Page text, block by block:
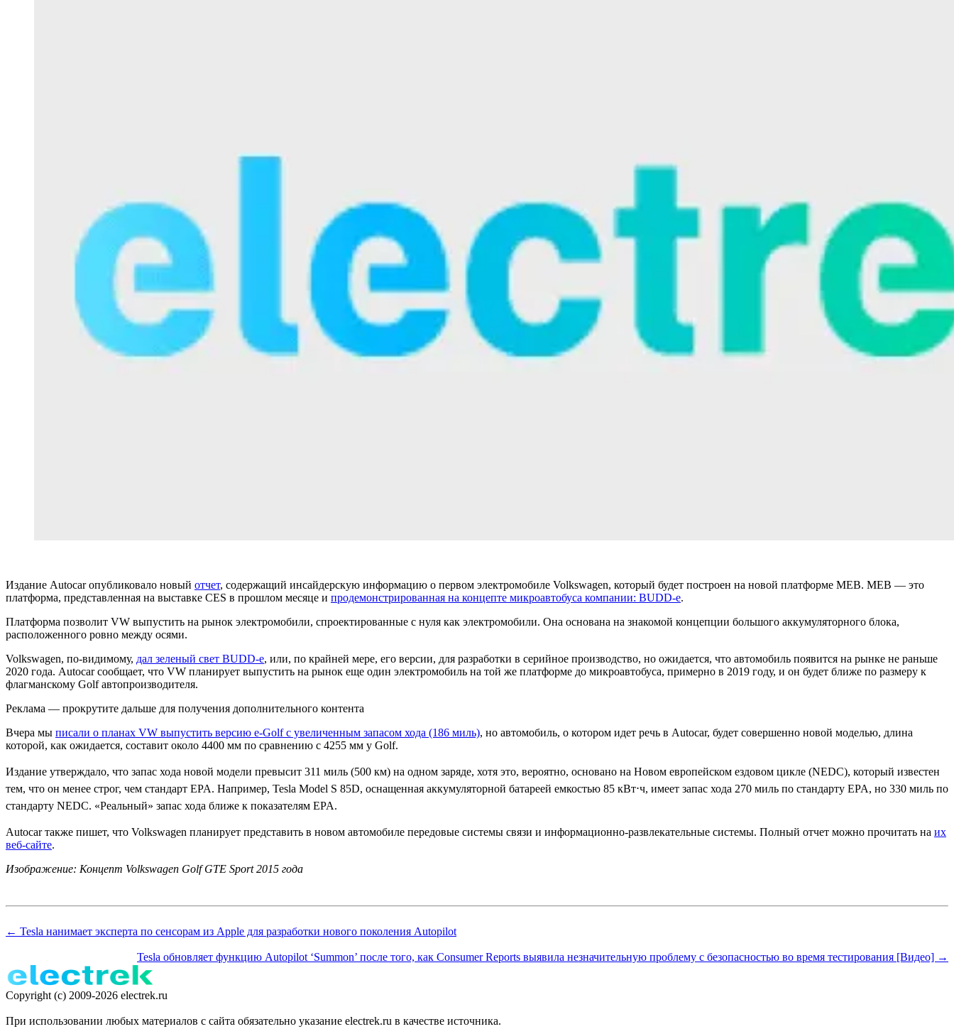
Издание Autocar опубликовало новый отчет, содержащий инсайдерскую информацию о первом электромобиле Volkswagen, который будет построен на новой платформе MEB. MEB — это
платформа, представленная на выставке CES в прошлом месяце и продемонстрированная на концепте микроавтобуса компании: BUDD-e.
Платформа позволит VW выпустить на рынок электромобили, спроектированные с нуля как электромобили. Она основана на знакомой концепции большого аккумуляторного блока,
расположенного ровно между осями.
Volkswagen, по-видимому, дал зеленый свет BUDD-e, или, по крайней мере, его версии, для разработки в серийное производство, но ожидается, что автомобиль появится на рынке не раньше
2020 года. Autocar сообщает, что VW планирует выпустить на рынок еще один электромобиль на той же платформе до микроавтобуса, примерно в 2019 году, и он будет ближе по размеру к
флагманскому Golf автопроизводителя.
Реклама — прокрутите дальше для получения дополнительного контента
Вчера мы писали о планах VW выпустить версию e-Golf с увеличенным запасом хода (186 миль), но автомобиль, о котором идет речь в Autocar, будет совершенно новой моделью, длина
которой, как ожидается, составит около 4400 мм по сравнению с 4255 мм у Golf.
Издание утверждало, что запас хода новой модели превысит 311 миль (500 км) на одном заряде, хотя это, вероятно, основано на Новом европейском ездовом цикле (NEDC), который известен
тем, что он менее строг, чем стандарт EPA. Например, Tesla Model S 85D, оснащенная аккумуляторной батареей емкостью 85 кВт⋅ч, имеет запас хода 270 миль по стандарту EPA, но 330 миль по
стандарту NEDC. «Реальный» запас хода ближе к показателям EPA.
Autocar также пишет, что Volkswagen планирует представить в новом автомобиле передовые системы связи и информационно-развлекательные системы. Полный отчет можно прочитать на их
веб-сайте.
Изображение: Концепт Volkswagen Golf GTE Sport 2015 года
← Tesla нанимает эксперта по сенсорам из Apple для разработки нового поколения Autopilot
Tesla обновляет функцию Autopilot ‘Summon’ после того, как Consumer Reports выявила незначительную проблему с безопасностью во время тестирования [Видео] →
Copyright (c) 2009-2026 electrek.ru
При использовании любых материалов с сайта обязательно указание electrek.ru в качестве источника.